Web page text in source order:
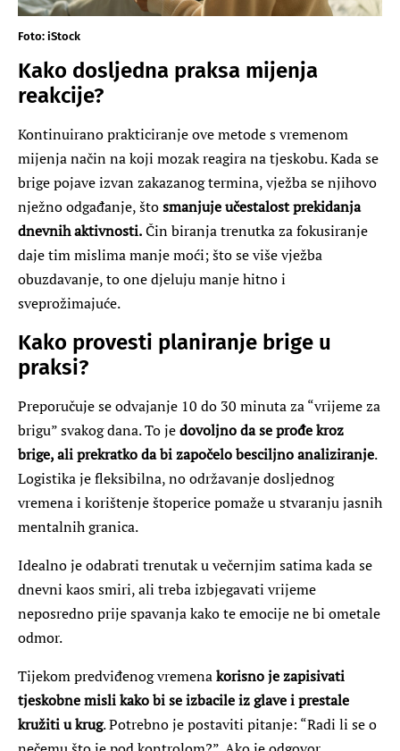
Foto: iStock
Kako dosljedna praksa mijenja
reakcije?
Kontinuirano prakticiranje ove metode s vremenom
mijenja način na koji mozak reagira na tjeskobu. Kada se
brige pojave izvan zakazanog termina, vježba se njihovo
nježno odgađanje, štosmanjuje učestalost prekidanja
dnevnih aktivnosti.Čin biranja trenutka za fokusiranje
daje tim mislima manje moći; što se više vježba
obuzdavanje, to one djeluju manje hitno i
sveprožimajuće.
Kako provesti planiranje brige u
praksi?
Preporučuje se odvajanje 10 do 30 minuta za “vrijeme za
brigu” svakog dana. To jedovoljno da se prođe kroz
brige, ali prekratko da bi započelo besciljno analiziranje.
Logistika je fleksibilna, no održavanje dosljednog
vremena i korištenje štoperice pomaže u stvaranju jasnih
mentalnih granica.
Idealno je odabrati trenutak u večernjim satima kada se
dnevni kaos smiri, ali treba izbjegavati vrijeme
neposredno prije spavanja kako te emocije ne bi ometale
odmor.
Tijekom predviđenog vremenakorisno je zapisivati
tjeskobne misli kako bi se izbacile iz glave i prestale
kružiti u krug. Potrebno je postaviti pitanje: “Radi li se o